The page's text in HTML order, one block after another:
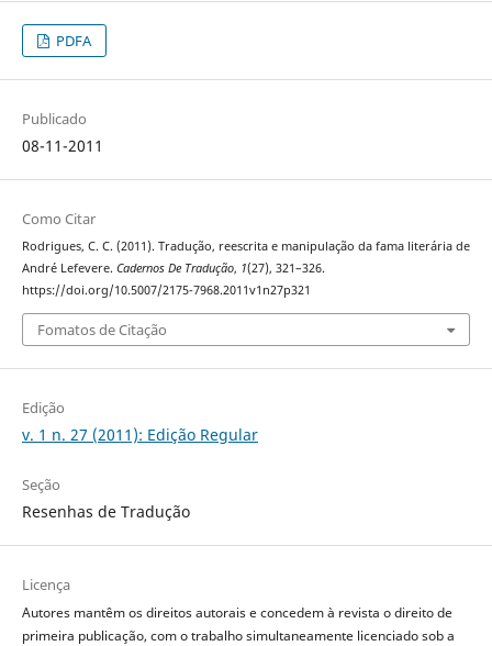
PDFA
Publicado
08-11-2011
Como Citar
Rodrigues, C. C. (2011). Tradução, reescrita e manipulação da fama literária de
André Lefevere. Cadernos De Tradução, 1(27), 321–326.
https://doi.org/10.5007/2175-7968.2011v1n27p321
Fomatos de Citação
Edição
v. 1 n. 27 (2011): Edição Regular
Seção
Resenhas de Tradução
Licença
Autores mantêm os direitos autorais e concedem à revista o direito de
primeira publicação, com o trabalho simultaneamente licenciado sob a